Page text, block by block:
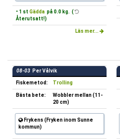
• 1 st Gädda på 0.0 kg. (
Återutsatt!)
Läs mer...
08-03 Per Vålvik
Fiskemetod: Trolling
Bästa bete:
Wobbler mellan (11-
20 cm)
Frykens (Fryken inom Sunne
kommun)